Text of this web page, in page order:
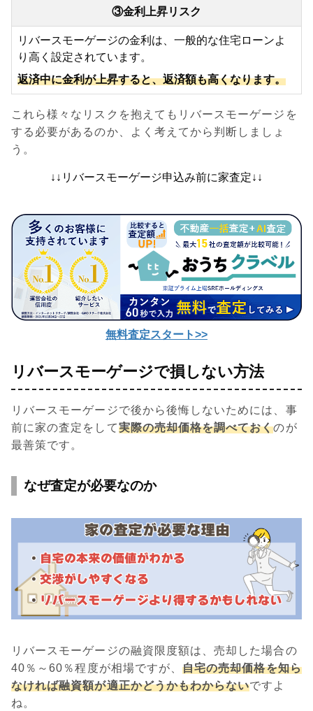
③金利上昇リスク
リバースモーゲージの金利は、一般的な住宅ローンよ
り高く設定されています。
返済中に金利が上昇すると、返済額も高くなります。
これら様々なリスクを抱えてもリバースモーゲージを
する必要があるのか、よく考えてから判断しましょ
う。
↓↓リバースモーゲージ申込み前に家査定↓↓
無料査定スタート>>
リバースモーゲージで損しない方法
リバースモーゲージで後から後悔しないためには、事
前に家の査定をして実際の売却価格を調べておくのが
最善策です。
なぜ査定が必要なのか
リバースモーゲージの融資限度額は、売却した場合の
40％～60％程度が相場ですが、自宅の売却価格を知ら
なければ融資額が適正かどうかもわからないですよ
ね。